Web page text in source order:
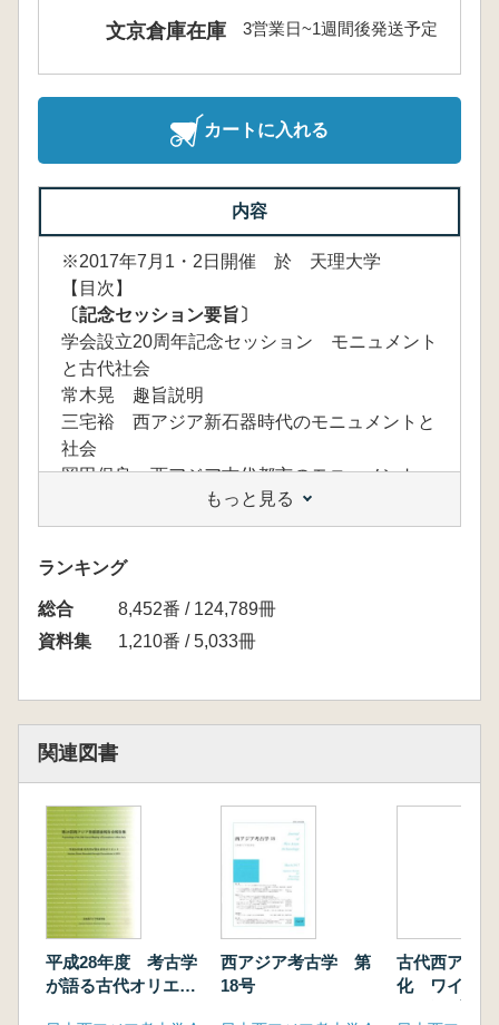
文京倉庫在庫
3営業日~1週間後発送予定
カートに入れる
内容
※2017年7月1・2日開催 於 天理大学
【目次】
〔記念セッション要旨〕
学会設立20周年記念セッション モニュメント
と古代社会
常木晃 趣旨説明
三宅裕 西アジア新石器時代のモニュメントと
社会
岡田保良 西アジア古代都市のモニュメント
メソポタミアを中心に
下釜和也 シリア青銅器時代のモニュメント
記憶・社会・権カ
馬場匡浩 古代エジプトのモニュメント
福永伸哉 古代日本の古墳築造と社会関係
〔口頭発表要旨〕
ニューデリーおよび近郊の民族誌
藤井純夫 エンクロージャーと円塔墓 サウジ
遺跡の調査
安倍雅史 墓制から見たディルムンにおける階
層化
竹野内恵太 エジプト初期王朝時代における石
製容器の内容物と供物儀礼伝統の形成
山崎世理愛 エジプト中王国時代の葬送におけ
る装身具利用 図像表現と出土状況の分析を中
もっと見る
ランキング
総合
8,452番 / 124,789冊
資料集
1,210番 / 5,033冊
関連図書
平成28年度 考古学
が語る古代オリエン
西アジア考古学 第
18号
古代西アジ
化 ワインと